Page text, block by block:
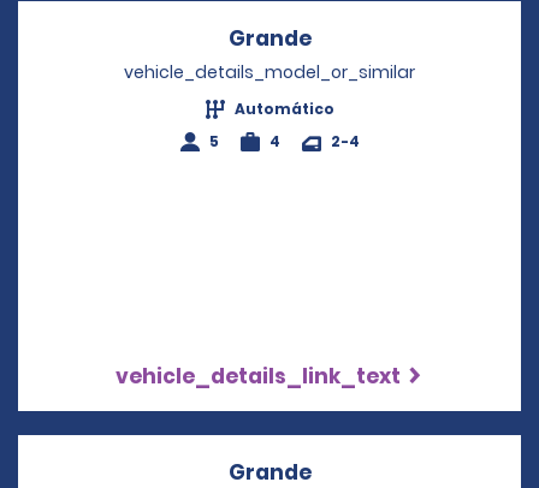
GrandeOpens in a new
vehicle_details_model_or_similar
Automático
5
4 2-4
vehicle_details_link_text
GrandeOpens in a new